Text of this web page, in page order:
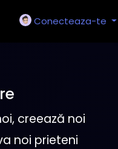
Conecteaza-te
creează noi
noi prieteni